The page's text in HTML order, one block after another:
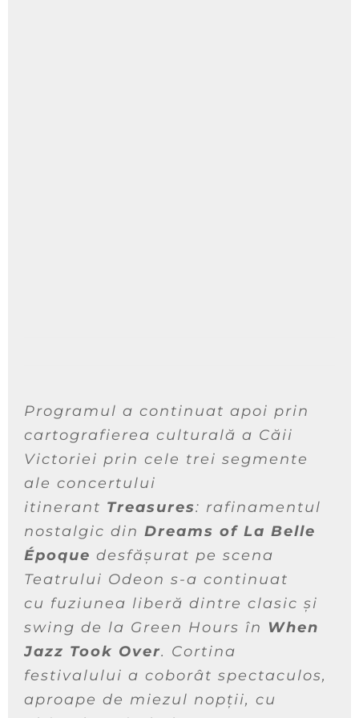
Programul a continuat apoi prin
cartografierea culturală a Căii
Victoriei prin cele trei segmente
ale concertului
itinerant Treasures: rafinamentul
nostalgic din Dreams of La Belle
Époque desfășurat pe scena
Teatrului Odeon s-a continuat
cu fuziunea liberă dintre clasic și
swing de la Green Hours în When
Jazz Took Over. Cortina
festivalului a coborât spectaculos,
aproape de miezul nopții, cu